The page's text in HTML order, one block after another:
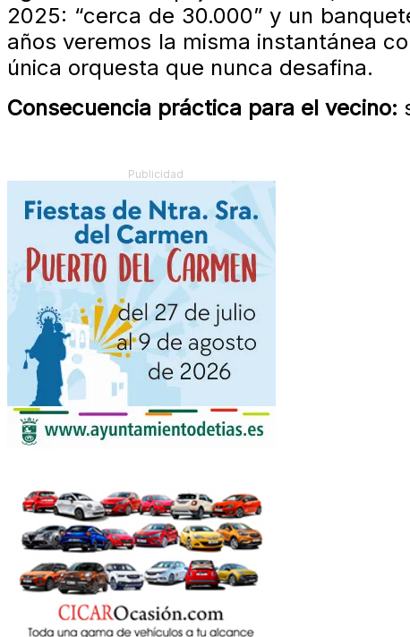
2025: “cerca de 30.000” y un
años veremos la misma instantánea
única orquesta que nunca desafina.
Consecuencia práctica para el vecino:
Publicidad